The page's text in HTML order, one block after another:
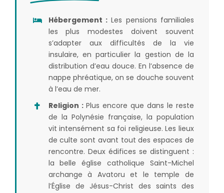
Hébergement :Les pensions familiales
les plus modestes doivent souvent
s’adapter aux difficultés de la vie
insulaire, en particulier la gestion de la
distribution d’eau douce. En l’absence de
nappe phréatique, on se douche souvent
à l’eau de mer.
Religion : Plus encore que dans le reste
de la Polynésie française, la population
vit intensément sa foi religieuse. Les lieux
de culte sont avant tout des espaces de
rencontre. Deux édifices se distinguent :
la belle église catholique Saint-Michel
archange à Avatoru et le temple de
l’Église de Jésus-Christ des saints des